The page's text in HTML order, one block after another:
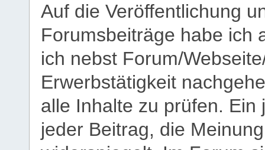
Auf die Veröffentlichung
Forumsbeiträge habe ich
ich nebst Forum/
Erwerbstätigkeit
alle Inhalte zu prüfen.
jeder Beitrag, die